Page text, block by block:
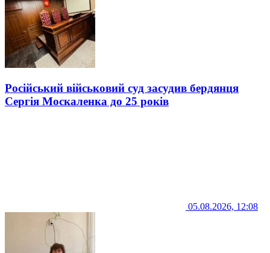
Російський військовий суд засудив бердянця
Сергія Москаленка до 25 років
05.08.2026, 12:08